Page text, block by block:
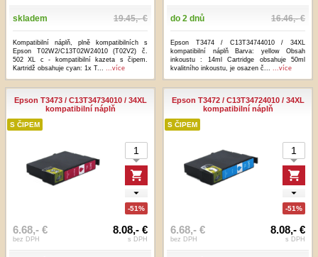
skladem 19.45,- €
Kompatibilní náplň, plně kompatibilních s
Epson T02W2/C13T02W24010 (T02V2) č.
502 XL c - kompatibilní kazeta s čipem.
Kartridž obsahuje cyan: 1x T... ...více
do 2 dnů 16.46,- €
Epson T3474 / C13T34744010 / 34XL
kompatibilní náplň Barva: yellow Obsah
inkoustu : 14ml Cartridge obsahuje 50ml
kvalitního inkoustu, je osazen č... ...více
Epson T3473 / C13T34734010 / 34XL
kompatibilní náplň
S ČIPEM
-51%
6.68,- €
bez DPH
8.08,- €
s DPH
Epson T3472 / C13T34724010 / 34XL
kompatibilní náplň
S ČIPEM
-51%
6.68,- €
bez DPH
8.08,- €
s DPH